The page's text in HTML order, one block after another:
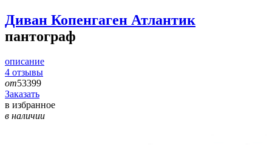
Диван Копенгаген Атлантик
пантограф
описание
4 отзывы
от53399
Заказать
в избранное
в наличии